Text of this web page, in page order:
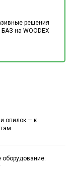
решения
на WOODEX
опилок — к